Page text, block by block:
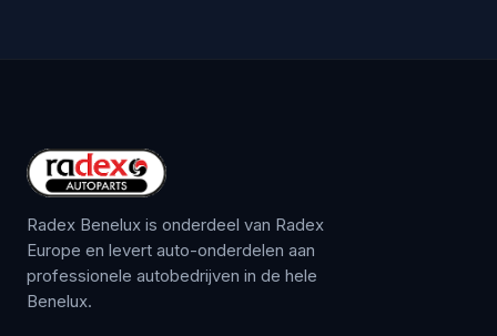
Radex Benelux is onderdeel van Radex
Europe en levert auto-onderdelen aan
professionele autobedrijven in de hele
Benelux.